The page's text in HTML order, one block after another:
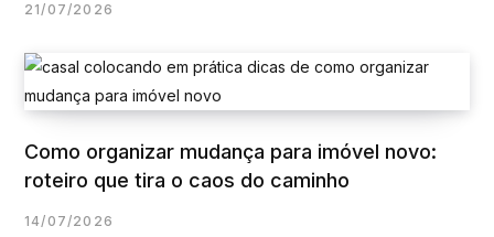
21/07/2026
Como organizar mudança para imóvel novo:
roteiro que tira o caos do caminho
14/07/2026